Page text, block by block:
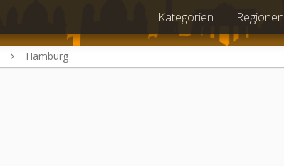
Kategorien Regionen
Hamburg